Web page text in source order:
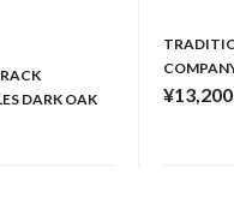
DARK OAK
¥13,200